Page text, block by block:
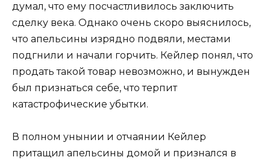
думал, что ему посчастливилось заключить
сделку века. Однако очень скоро выяснилось,
что апельсины изрядно подвяли, местами
подгнили и начали горчить. Кейлер понял, что
продать такой товар невозможно, и вынужден
был признаться себе, что терпит
катастрофические убытки.
В полном унынии и отчаянии Кейлер
притащил апельсины домой и признался в